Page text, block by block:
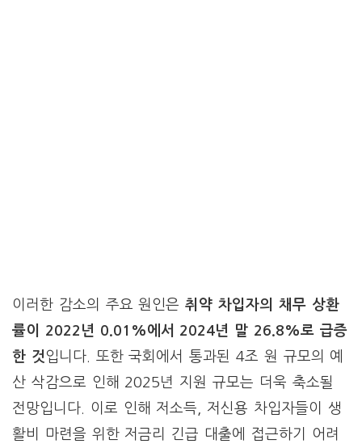
이러한 감소의 주요 원인은취약 차입자의 채무 상환
률이 2022년 0.01%에서 2024년 말 26.8%로 급증
한 것입니다. 또한 국회에서 통과된 4조 원 규모의 예
산 삭감으로 인해 2025년 지원 규모는 더욱 축소될
전망입니다. 이로 인해 저소득, 저신용 차입자들이 생
활비 마련을 위한 저금리 긴급 대출에 접근하기 어려